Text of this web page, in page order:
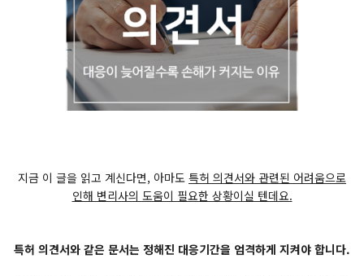
지금 이 글을 읽고 계신다면, 아마도 특허 의견서와 관련된 어려움으로
인해 변리사의 도움이 필요한 상황이실 텐데요.
특허 의견서와 같은 문서는 정해진 대응기간을 엄격하게 지켜야 합니다.